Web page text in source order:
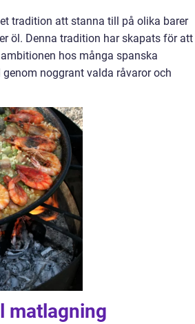
tradition att stanna till på olika barer
öl. Denna tradition har skapats för att
hos många spanska
noggrant valda råvaror och
matlagning